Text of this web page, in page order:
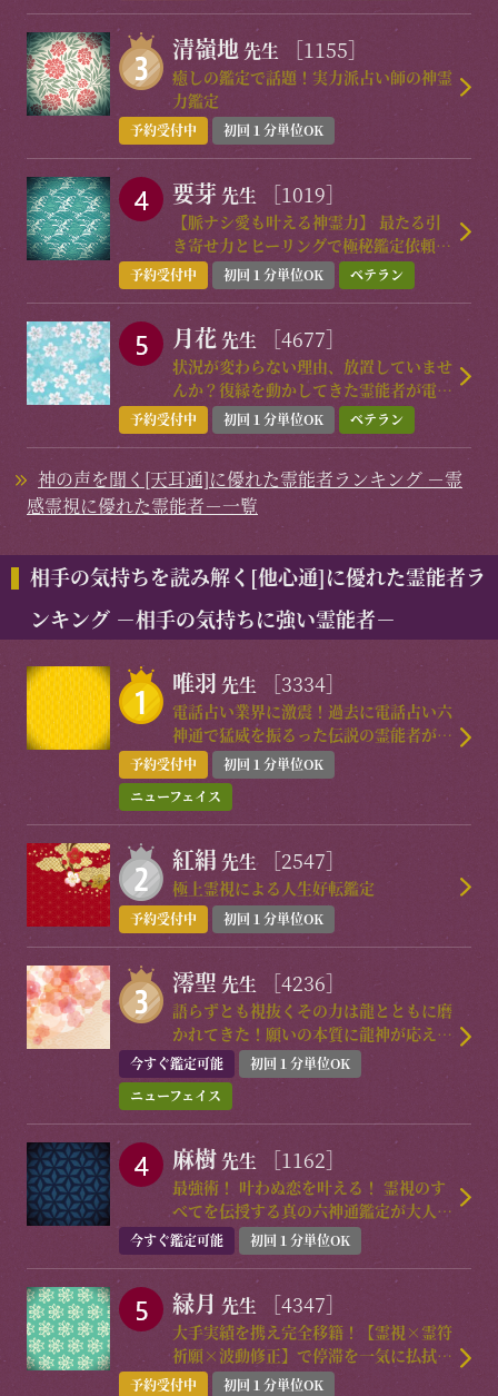
清嶺地 先生 ［1155］
癒しの鑑定で話題！実力派占い師の神霊
力鑑定
予約受付中 初回１分単位OK
要芽 先生 ［1019］
【脈ナシ愛も叶える神霊力】 最たる引
き寄せ力とヒーリングで極秘鑑定依頼殺
到！
予約受付中 初回１分単位OK ベテラン
月花 先生 ［4677］
状況が変わらない理由、放置していませ
んか？復縁を動かしてきた霊能者が電撃
復帰！今こそ流れを変える時です。
予約受付中 初回１分単位OK ベテラン
神の声を聞く[天耳通]に優れた霊能者ランキング －霊
感霊視に優れた霊能者－一覧
相手の気持ちを読み解く[他心通]に優れた霊能者ラ
ンキング －相手の気持ちに強い霊能者－
唯羽 先生 ［3334］
電話占い業界に激震！過去に電話占い六
神通で猛威を振るった伝説の霊能者が待
望の復帰！
予約受付中
初回１分単位OK
ニューフェイス
紅絹 先生 ［2547］
極上霊視による人生好転鑑定
予約受付中 初回１分単位OK
澪聖 先生 ［4236］
語らずとも視抜くその力は龍とともに磨
かれてきた！願いの本質に龍神が応える
時運命は動き出す！
今すぐ鑑定可能
初回１分単位OK
ニューフェイス
麻樹先生 ［1162］
最強術！ 叶わぬ恋を叶える！ 霊視のす
べてを伝授する真の六神通鑑定が大人
気！
今すぐ鑑定可能 初回１分単位OK
緑月 先生 ［4347］
大手実績を携え完全移籍！【霊視×霊符
祈願×波動修正】で停滞を一気に払拭し
「動かぬ現実」を「動く現実」へ！！
予約受付中
初回１分単位OK